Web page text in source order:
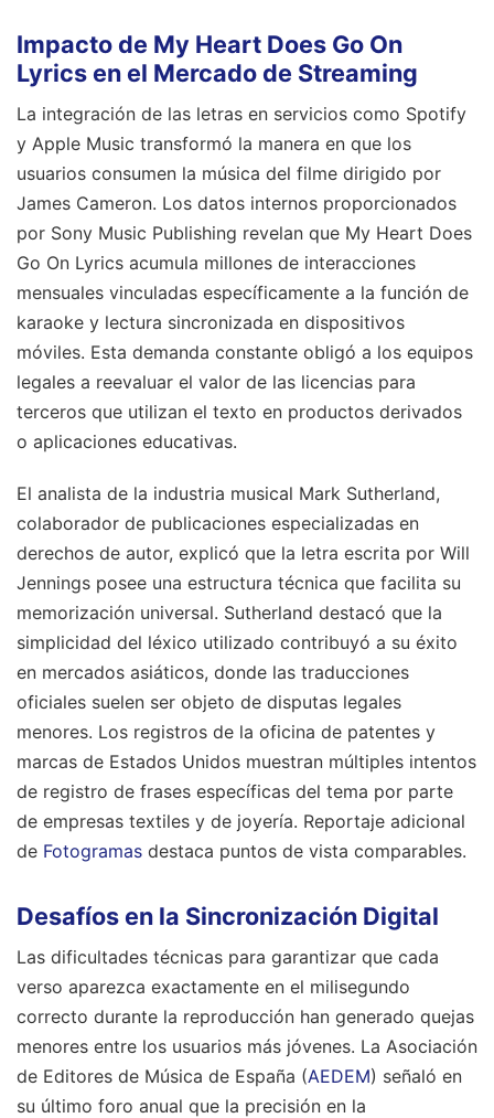
Impacto de My Heart Does Go On
Lyrics en el Mercado de Streaming
La integración de las letras en servicios como Spotify
y Apple Music transformó la manera en que los
usuarios consumen la música del filme dirigido por
James Cameron. Los datos internos proporcionados
por Sony Music Publishing revelan que My Heart Does
Go On Lyrics acumula millones de interacciones
mensuales vinculadas específicamente a la función de
karaoke y lectura sincronizada en dispositivos
móviles. Esta demanda constante obligó a los equipos
legales a reevaluar el valor de las licencias para
terceros que utilizan el texto en productos derivados
o aplicaciones educativas.
El analista de la industria musical Mark Sutherland,
colaborador de publicaciones especializadas en
derechos de autor, explicó que la letra escrita por Will
Jennings posee una estructura técnica que facilita su
memorización universal. Sutherland destacó que la
simplicidad del léxico utilizado contribuyó a su éxito
en mercados asiáticos, donde las traducciones
oficiales suelen ser objeto de disputas legales
menores. Los registros de la oficina de patentes y
marcas de Estados Unidos muestran múltiples intentos
de registro de frases específicas del tema por parte
de empresas textiles y de joyería. Reportaje adicional
de Fotogramas destaca puntos de vista comparables.
Desafíos en la Sincronización Digital
Las dificultades técnicas para garantizar que cada
verso aparezca exactamente en el milisegundo
correcto durante la reproducción han generado quejas
menores entre los usuarios más jóvenes. La Asociación
de Editores de Música de España (AEDEM) señaló en
su último foro anual que la precisión en la